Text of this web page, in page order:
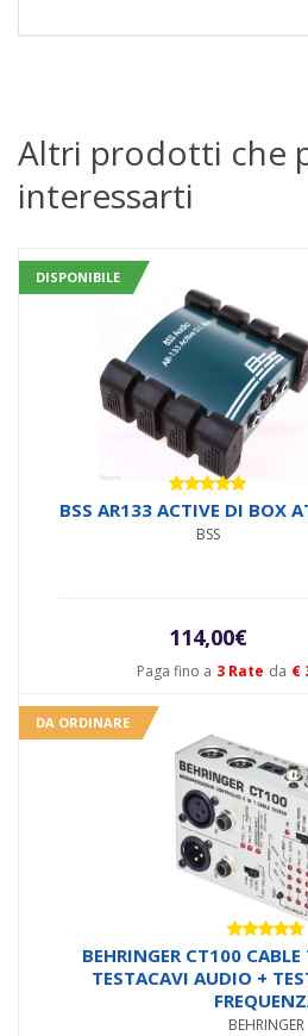
Altri prodotti che
interessarti
DISPONIBILE
Paga fino a 3 Rate da €
Valutato
5.00su 5
BSS AR133 ACTIVE DI BOX
BSS
114,00€
DA ORDINARE
Valutato
4.67su 5
BEHRINGER CT100 CABLE
TESTACAVI AUDIO +
BEHRINGER